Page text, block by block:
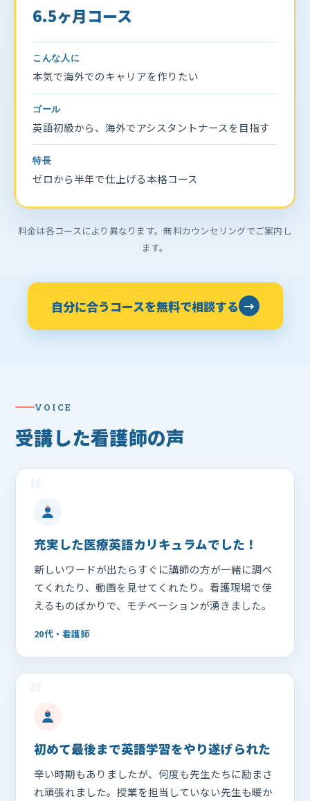
6.5ヶ月コース
こんな人に
本気で海外でのキャリアを作りたい
ゴール
英語初級から、海外でアシスタントナースを目指す
特長
ゼロから半年で仕上げる本格コース
料金は各コースにより異なります。無料カウンセリングでご案内し
ます。
自分に合うコースを無料で相談する →
VOICE
受講した看護師の声
充実した医療英語カリキュラムでした！
新しいワードが出たらすぐに講師の方が一緒に調べ
てくれたり、動画を見せてくれたり。看護現場で使
えるものばかりで、モチベーションが湧きました。
20代・看護師
初めて最後まで英語学習をやり遂げられた
辛い時期もありましたが、何度も先生たちに励まさ
れ頑張れました。授業を担当していない先生も暖か